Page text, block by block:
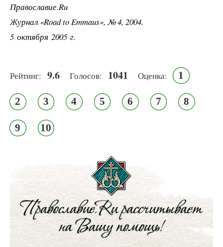
Православие.Ru
Журнал «Road to Emmaus», № 4, 2004.
5 октября 2005 г.
Рейтинг: 9.6 Голосов: 1041 Оценка: 1
2 3 4 5 6 7 8
9 10